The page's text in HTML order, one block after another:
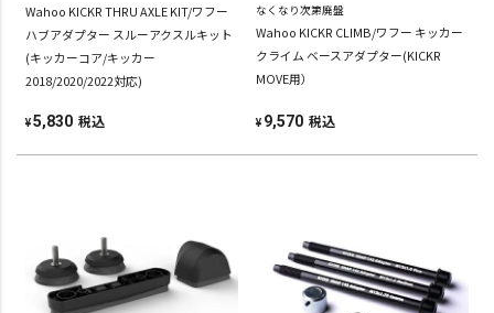
Wahoo KICKR THRU AXLE KIT/ワフー
ハブアダプター スルーアクスルキット
(キッカーコア/キッカー
2018/2020/2022対応)
¥5,830 税込
なくなり次第廃盤
Wahoo KICKR CLIMB/ワフー キッカー
クライム ベースアダプター(KICKR
MOVE用）
¥ 9,570 税込